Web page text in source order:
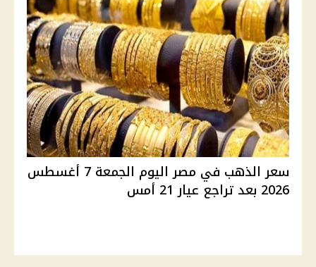
سعر الذهب في مصر اليوم الجمعة 7 أغسطس
2026 بعد تراجع عيار 21 أمس